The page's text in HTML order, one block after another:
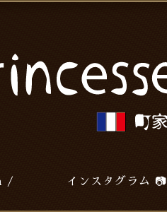
/ インスタグラム 📷